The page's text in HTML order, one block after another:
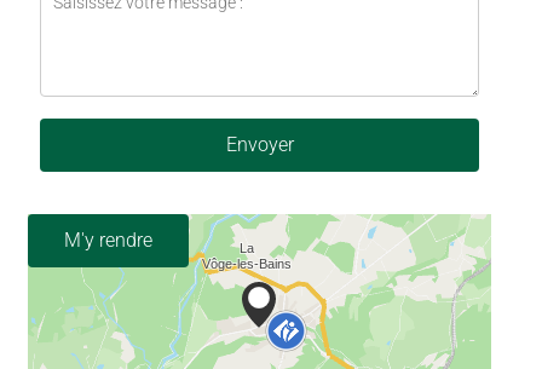
Envoyer
M'y rendre